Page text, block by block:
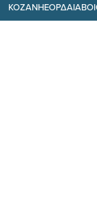
ΚΟΖΑΝΗΕΟΡΔΑΙΑ